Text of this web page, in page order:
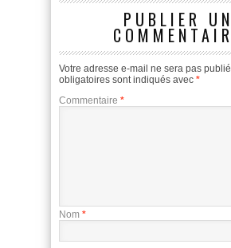
PUBLIER UN
Votre adresse e-mail ne sera pas
obligatoires sont indiqués avec *
Commentaire *
Nom *